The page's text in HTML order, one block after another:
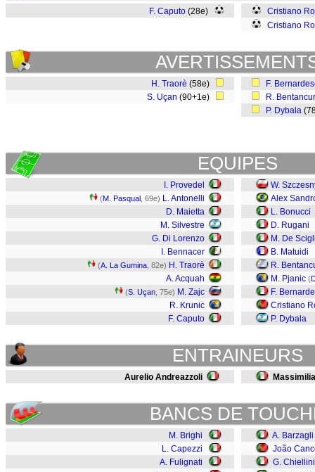
F. Caputo (28e)
Cristiano
Cristiano
H. Traorè (58e)
S. Uçan (90+1e)
F.
R. Bentancur
P. Dybala
EQUIPES
I. Provedel
(M. Pasqual , 69e) L. Antonelli
D. Maietta
M. Silvestre
G. Di Lorenzo
I. Bennacer
(A. La Gumina , 82e) H. Traorè
A. Acquah
(S. Uçan , 75e) M. Zajc
R. Krunic
F. Caputo
W.
Alex
L. Bonucci
D. Rugani
M. De
B. Matuidi
R.
M. Pjanic (
F.
Cristiano
P. Dybala
ENTRAINEURS
Aurelio Andreazzoli
BANCS DE
M. Brighi
L. Capezzi
A. Fulignati
A. Barzagli
João
G. Chiellini